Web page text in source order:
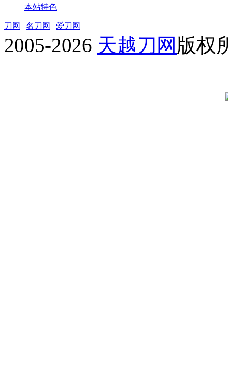
本站特色
刀网 | 名刀网 | 爱刀网
2005-2026 天越刀网 版权